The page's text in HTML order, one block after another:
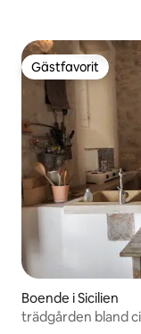
Gästfavorit
Gästfavorit
Boende i Sicilien
trädgården bland